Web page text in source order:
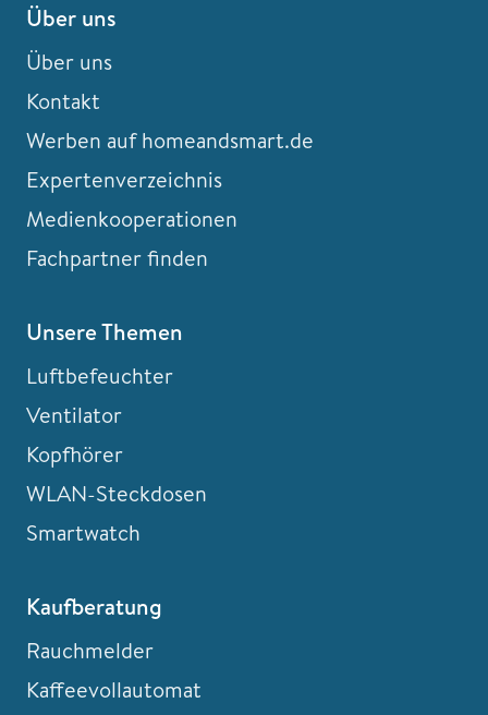
Über uns
Über uns
Kontakt
Werben auf homeandsmart.de
Expertenverzeichnis
Medienkooperationen
Fachpartner finden
Unsere Themen
Luftbefeuchter
Ventilator
Kopfhörer
WLAN-Steckdosen
Smartwatch
Kaufberatung
Rauchmelder
Kaffeevollautomat